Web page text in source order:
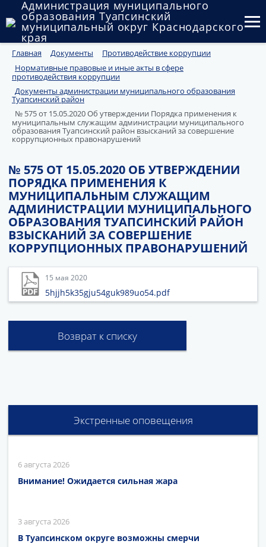
Администрация муниципального
образования Туапсинский
муниципальный округ Краснодарского
края
Округ
Администрация
Муниципальные закупки
Государственный и муниципальный контроль
Публичные слушания и общественные обсуждения
Документы
Главная Документы
Противодействие коррупции
Нормативные правовые и иные акты в сфере
противодействия коррупции
Документы администрации муниципального образования
Туапсинский район
№ 575 от 15.05.2020 Об утверждении Порядка применения к
муниципальным служащим администрации муниципального
образования Туапсинский район взысканий за совершение
коррупционных правонарушений
№ 575 ОТ 15.05.2020 ОБ УТВЕРЖДЕНИИ
ПОРЯДКА ПРИМЕНЕНИЯ К
МУНИЦИПАЛЬНЫМ СЛУЖАЩИМ
АДМИНИСТРАЦИИ МУНИЦИПАЛЬНОГО
ОБРАЗОВАНИЯ ТУАПСИНСКИЙ РАЙОН
ВЗЫСКАНИЙ ЗА СОВЕРШЕНИЕ
КОРРУПЦИОННЫХ ПРАВОНАРУШЕНИЙ
15 мая 2020
5hjjh5k35gju54guk989uo54.pdf
Возврат к списку
Экстренные оповещения
6 августа 2026
Внимание! Ожидается сильная жара
3 августа 2026
В Туапсинском округе возможны смерчи